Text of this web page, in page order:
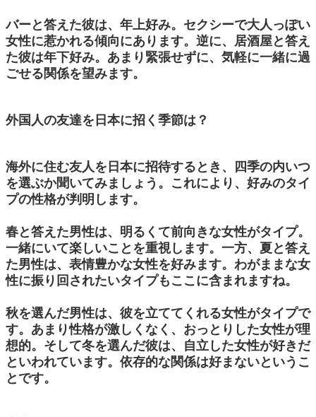
バーと答えた彼は、年上好み。セクシーで大人っぽい
女性に惹かれる傾向にあります。逆に、居酒屋と答え
た彼は年下好み。あまり緊張せずに、気軽に一緒に過
ごせる関係を望みます。
外国人の友達を日本に招く季節は？
海外に住む友人を日本に招待するとき、四季の内いつ
を選ぶか聞いてみましょう。これにより、好みのタイ
プの性格が判明します。
春と答えた男性は、明るくて前向きな女性がタイプ。
一緒にいて楽しいことを重視します。一方、夏と答え
た男性は、表情豊かな女性を好みます。わがままな女
性に振り回されたいタイプもここに含まれますね。
秋を選んだ男性は、彼を立ててくれる女性がタイプで
す。あまり性格が激しくなく、おっとりした女性が理
想的。そして冬を選んだ彼は、自立した女性が好きだ
といわれています。依存的な関係は好まないというこ
とです。